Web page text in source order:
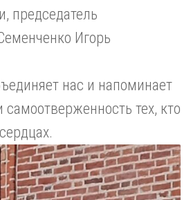
председатель
Игорь
нас и напоминает
тех, кто